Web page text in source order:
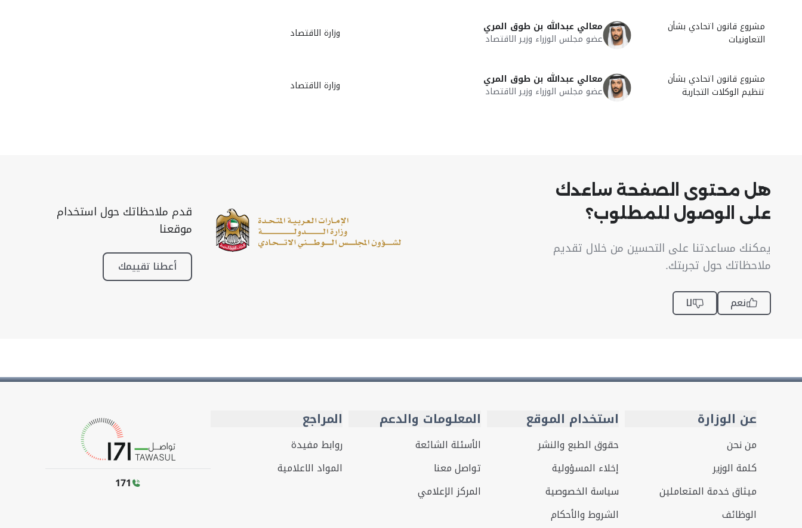
مشروع قانون اتحادي بشأن
التعاونيات
معالي عبدالله بن طوق المري
عضو مجلس الوزراء وزير الاقتصاد وزارة الاقتصاد
مشروع قانون اتحادي بشأن
تنظيم الوكلات التجارية
معالي عبدالله بن طوق المري
عضو مجلس الوزراء وزير الاقتصاد وزارة الاقتصاد
هل محتوى الصفحة ساعدك
على الوصول للمطلوب؟
يمكنك مساعدتنا على التحسين من خلال تقديم
ملاحظاتك حول تجربتك.
نعم لا
قدم ملاحظاتك حول استخدام
موقعنا
أعطنا تقييمك
عن الوزارة
من نحن
كلمة الوزير
ميثاق خدمة المتعاملين
الوظائف
استخدام الموقع
حقوق الطبع والنشر
إخلاء المسؤولية
سياسة الخصوصية
الشروط والأحكام
المعلومات والدعم
الأسئلة الشائعة
تواصل معنا
المركز الإعلامي
المراجع
روابط مفيدة
المواد الاعلامية
171